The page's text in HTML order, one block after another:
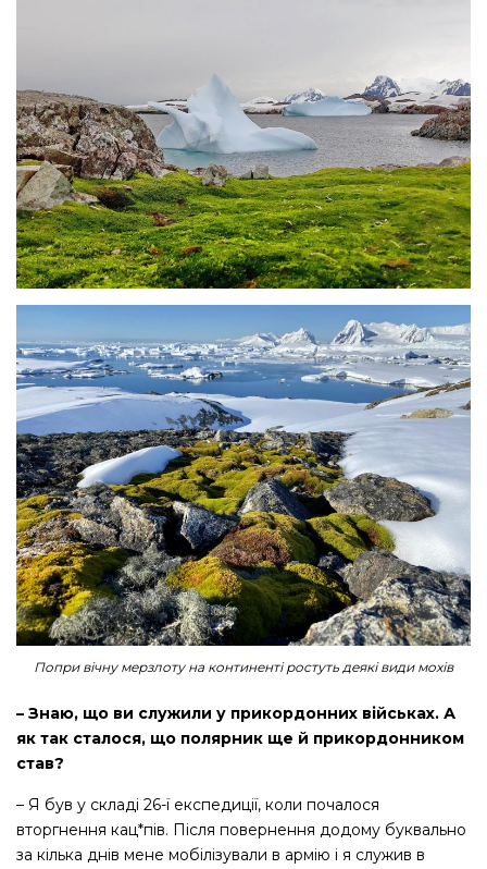
Попри вічну мерзлоту на континенті ростуть деякі види мохів
– Знаю, що ви служили у прикордонних військах. А
як так сталося, що полярник ще й прикордонником
став?
– Я був у складі 26-ї експедиції, коли почалося
вторгнення кац*пів. Після повернення додому буквально
за кілька днів мене мобілізували в армію і я служив в